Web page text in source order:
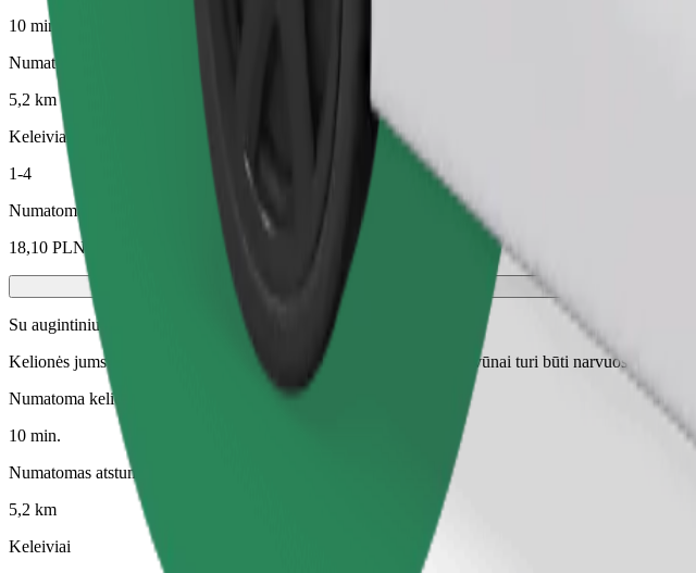
10 min.
Numatomas atstumas
5,2 km
Keleiviai
1-4
Numatoma kaina
18,10 PLN
Su augintiniu
Kelionės jums ir jūsų augintiniui. Šunys turi dėvėti antnukį, maži gyvūnai turi būti narvuose, o
Numatoma kelionės trukmė
10 min.
Numatomas atstumas
5,2 km
Keleiviai